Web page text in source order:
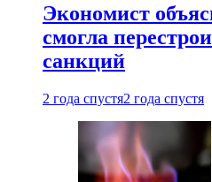
Экономист
смогла
санкций
2 года спустя2 года спустя